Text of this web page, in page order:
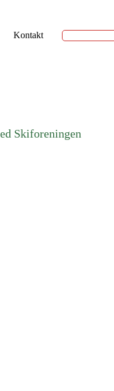
Kontakt
Skiforeningen